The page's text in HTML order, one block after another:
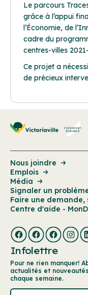
Le parcours
grâce à l’appui
l’Économie, de
cadre du
centres-villes
Ce projet a
de précieux
Nous joindre
Emplois
Média
Signaler un
Faire une demande,
Centre d'aide -
Infolettre
Pour ne rien manquer!
actualités et
chaque semaine.